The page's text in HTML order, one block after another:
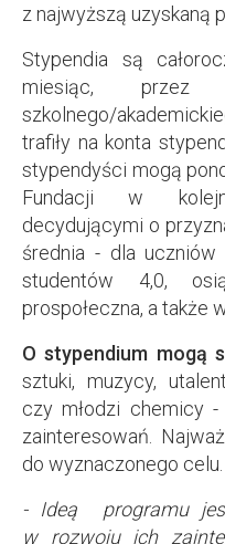
z najwyższą uzyskaną
Stypendia są
miesiąc,
szkolnego/
trafiły na konta
stypendyści mogą
Fundacji w
decydującymi o
średnia - dla uczniów
studentów 4,0,
prospołeczna, a także
O stypendium mogą
sztuki, muzycy,
czy młodzi chemicy
zainteresowań.
do wyznaczonego celu.
- Ideą programu
w rozwoju ich